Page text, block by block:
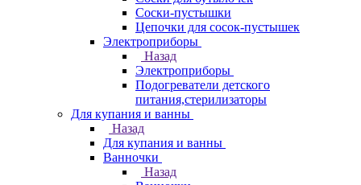
Соски-пустышки
Цепочки для сосок-пустышек
Электроприборы
Назад
Электроприборы
Подогреватели детского
питания,стерилизаторы
Для купания и ванны
Назад
Для купания и ванны
Ванночки
Назад